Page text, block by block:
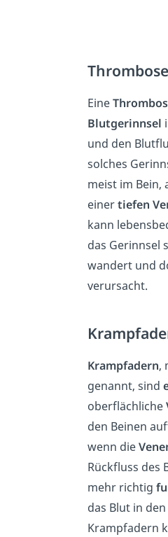
Thrombose
Eine
Blutgerinnsel
und den
solches
meist im
einertiefen
kann
das Gerinnsel
wandert und
verursacht.
Krampfadern,
genannt, sind
oberflächliche
den Beinen
wenn die
Rückfluss des
mehr richtig
das Blut in
Krampfadern